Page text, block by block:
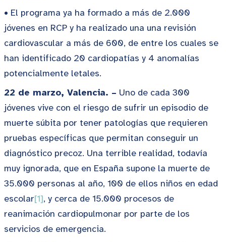
• El programa ya ha formado a más de 2.000
jóvenes en RCP y ha realizado una una revisión
cardiovascular a más de 600, de entre los cuales se
han identificado 20 cardiopatías y 4 anomalías
potencialmente letales.
22 de marzo, Valencia. – Uno de cada 300
jóvenes vive con el riesgo de sufrir un episodio de
muerte súbita por tener patologías que requieren
pruebas específicas que permitan conseguir un
diagnóstico precoz. Una terrible realidad, todavía
muy ignorada, que en España supone la muerte de
35.000 personas al año, 100 de ellos niños en edad
escolar[1], y cerca de 15.000 procesos de
reanimación cardiopulmonar por parte de los
servicios de emergencia.